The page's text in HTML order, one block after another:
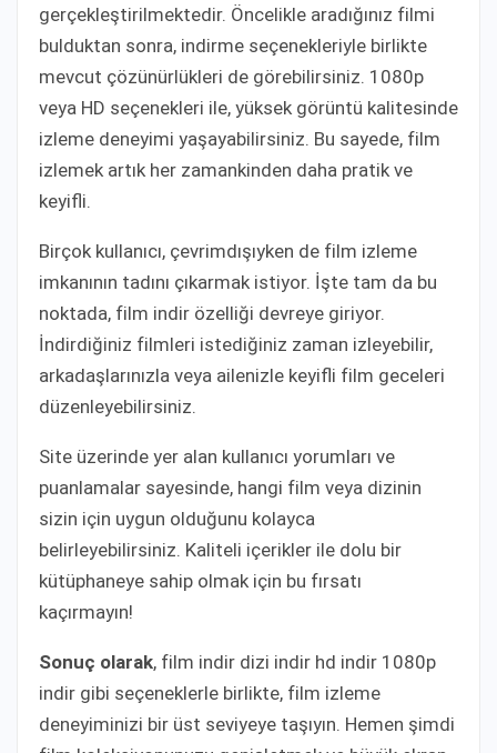
gerçekleştirilmektedir. Öncelikle aradığınız filmi
bulduktan sonra, indirme seçenekleriyle birlikte
mevcut çözünürlükleri de görebilirsiniz. 1080p
veya HD seçenekleri ile, yüksek görüntü kalitesinde
izleme deneyimi yaşayabilirsiniz. Bu sayede, film
izlemek artık her zamankinden daha pratik ve
keyifli.
Birçok kullanıcı, çevrimdışıyken de film izleme
imkanının tadını çıkarmak istiyor. İşte tam da bu
noktada, film indir özelliği devreye giriyor.
İndirdiğiniz filmleri istediğiniz zaman izleyebilir,
arkadaşlarınızla veya ailenizle keyifli film geceleri
düzenleyebilirsiniz.
Site üzerinde yer alan kullanıcı yorumları ve
puanlamalar sayesinde, hangi film veya dizinin
sizin için uygun olduğunu kolayca
belirleyebilirsiniz. Kaliteli içerikler ile dolu bir
kütüphaneye sahip olmak için bu fırsatı
kaçırmayın!
Sonuç olarak, film indir dizi indir hd indir 1080p
indir gibi seçeneklerle birlikte, film izleme
deneyiminizi bir üst seviyeye taşıyın. Hemen şimdi